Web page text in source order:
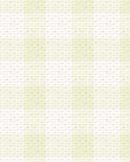
同一のメールアドレ
スを提供している企
る本人またはその家族
する場合
会員として承認する
による会員登録手続